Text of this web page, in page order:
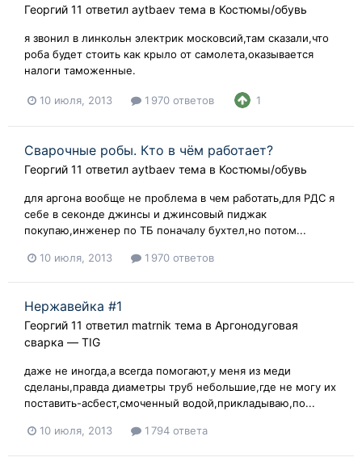
Георгий 11 ответил aytbaev тема в Костюмы/обувь
я звонил в линкольн электрик московсий,там сказали,что
роба будет стоить как крыло от самолета,оказывается
налоги таможенные.
10 июля, 2013 1 970 ответов 1
Сварочные робы. Кто в чём работает?
Георгий 11 ответил aytbaev тема в Костюмы/обувь
для аргона вообще не проблема в чем работать,для РДС я
себе в секонде джинсы и джинсовый пиджак
покупаю,инженер по ТБ поначалу бухтел,но потом...
10 июля, 2013 1 970 ответов
Нержавейка #1
Георгий 11 ответил matrnik тема в Аргонодуговая
сварка — TIG
даже не иногда,а всегда помогают,у меня из меди
сделаны,правда диаметры труб небольшие,где не могу их
поставить-асбест,смоченный водой,прикладываю,по...
10 июля, 2013 1 794 ответа